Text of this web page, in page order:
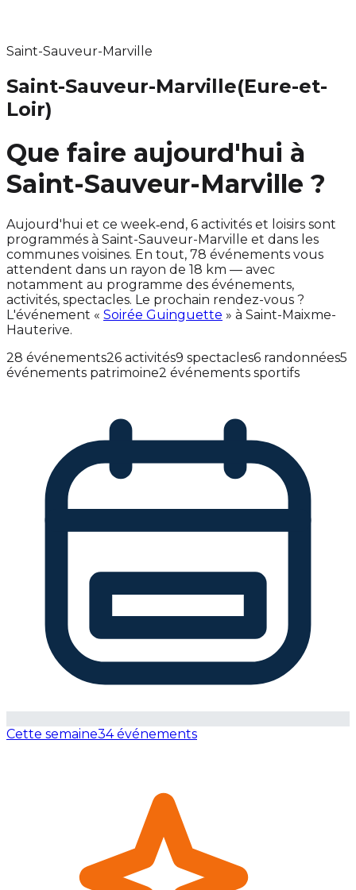
Saint-Sauveur-Marville
Saint-Sauveur-Marville(Eure-et-
Loir)
Que faire aujourd'hui à
Saint-Sauveur-Marville ?
Aujourd'hui et ce week‑end, 6 activités et loisirs sont
programmés à Saint-Sauveur-Marville et dans les
communes voisines. En tout, 78 événements vous
attendent dans un rayon de 18 km — avec
notamment au programme des événements,
activités, spectacles. Le prochain rendez-vous ?
L'événement « Soirée Guinguette » à Saint-Maixme-
Hauterive.
28 événements26 activités9 spectacles6 randonnées5
événements patrimoine2 événements sportifs
Cette semaine34 événements